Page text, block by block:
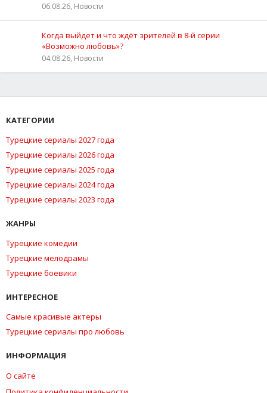
06.08.26, Новости
Когда выйдет и что ждёт зрителей в 8-й серии
«Возможно любовь»?
04.08.26, Новости
КАТЕГОРИИ
Турецкие сериалы 2027 года
Турецкие сериалы 2026 года
Турецкие сериалы 2025 года
Турецкие сериалы 2024 года
Турецкие сериалы 2023 года
ЖАНРЫ
Турецкие комедии
Турецкие мелодрамы
Турецкие боевики
ИНТЕРЕСНОЕ
Самые красивые актеры
Турецкие сериалы про любовь
ИНФОРМАЦИЯ
О сайте